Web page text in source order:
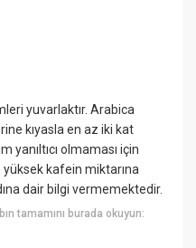
yuvarlaktır. Arabica
kıyasla en az iki kat
yanıltıcı olmaması için
yüksek kafein miktarına
dair bilgi vermemektedir.
tamamını burada okuyun: